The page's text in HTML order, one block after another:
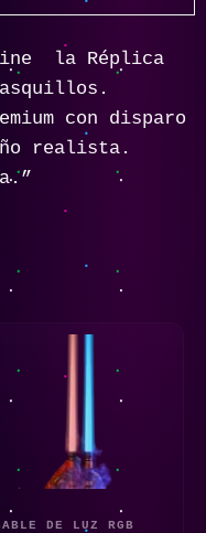
la Réplica
con disparo
realista.
DE LUZ RGB